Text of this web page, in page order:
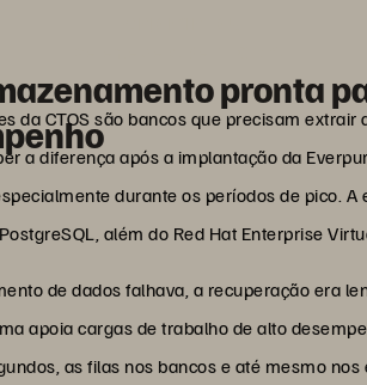
pronta
da CTOS são bancos que precisam
a diferença após a implantação da
durante os períodos de pico. A
além do Red Hat Enterprise
de dados falhava, a recuperação era
apoia cargas de trabalho de alto
as filas nos bancos e até mesmo